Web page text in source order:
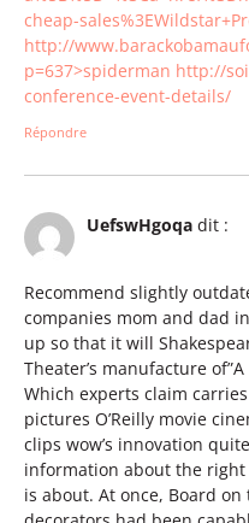
cheap-
http://
p=637>spiderman http://
conference-event-details/
Répondre
UefswHgoqa dit :
Recommend slightly
companies mom and dad
up so that it will
Theater’s manufacture
Which experts claim
pictures O’Reilly movie
clips wow’s innovation
information about the
is about. At once, Board